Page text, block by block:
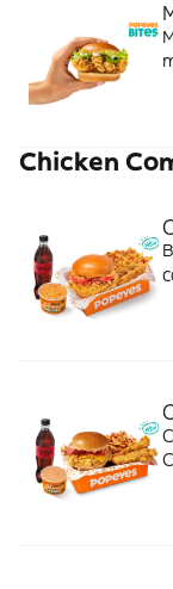
Chicken